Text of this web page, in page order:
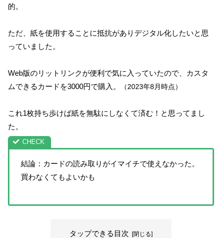
的。
ただ、紙を使用することに抵抗がありデジタル化したいと思
っていました。
Web版のリットリンクが便利で気に入っていたので、カスタ
ムできるカードを3000円で購入。
（2023年8月時点）
これ1枚持ち歩けば紙を無駄にしなくて済む！と思ってまし
た。
結論：カードの読み取りがイマイチで使えなかった。
買わなくてもよいかも
タップできる目次